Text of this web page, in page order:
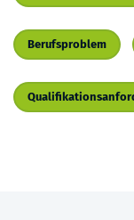
Berufsproblem